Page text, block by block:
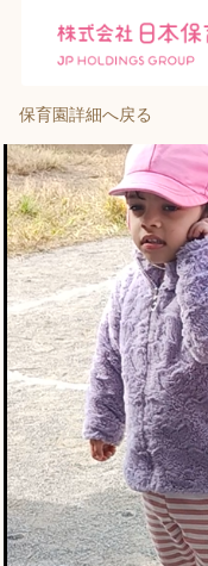
施設を探
会社概
投資家情
保育園詳細へ戻る